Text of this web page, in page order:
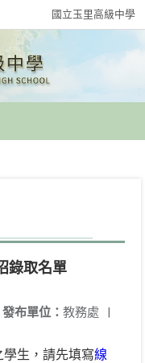
國立玉里高級中學
錄取名單
發布單位： 教務處 |
生，請先填寫線